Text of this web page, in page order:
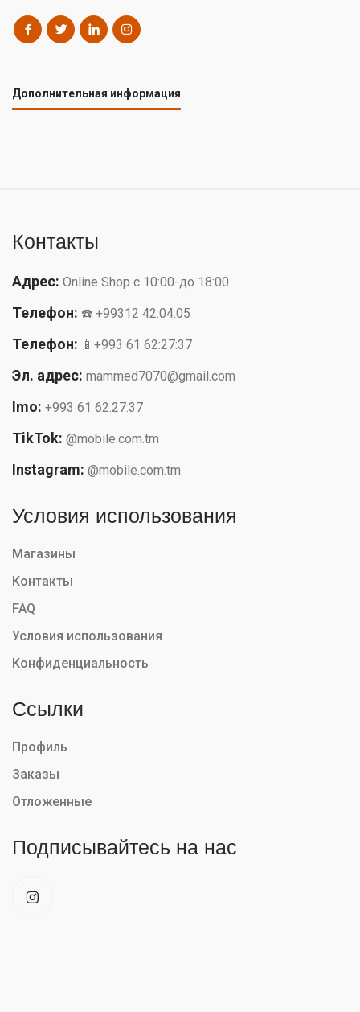
Дополнительная информация
Контакты
Адрес: Online Shop с 10:00-до 18:00
Телефон: ☎️ +99312 42:04:05
Телефон: 📱+993 61 62:27:37
Эл. адрес: mammed7070@gmail.com
Imo: +993 61 62:27:37
TikTok: @mobile.com.tm
Instagram: @mobile.com.tm
Условия использования
Магазины
Контакты
FAQ
Условия использования
Конфиденциальность
Ссылки
Профиль
Заказы
Отложенные
Подписывайтесь на нас